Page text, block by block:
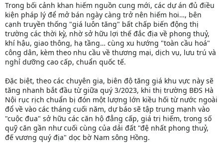
Trong bối cảnh khan hiếm nguồn cung mới, các dự án đủ điều
kiện pháp lý để mở bán ngày càng trở nên hiếm hoi…, bên
cạnh truyền thống "giá luôn tăng" bất chấp biến động thị
trường các thời kỳ, nhờ sở hữu lợi thế đắc địa về phong thuỷ,
khí hậu, giao thông, hạ tầng… cùng xu hướng "toàn cầu hoá"
công dân, kèm theo nhu cầu về thương mại, dịch vụ, lưu trú và
nghỉ dưỡng cao cấp, chuẩn quốc tế.
Đặc biệt, theo các chuyên gia, biên độ tăng giá khu vực này sẽ
tăng nhanh bắt đầu từ giữa quý 3/2023, khi thị trường BĐS Hà
Nội rục rịch chuẩn bị đón một lượng lớn kiều hối từ nước ngoài
đổ về vào các tháng cuối năm, dự báo sẽ tập trung mạnh vào
"cuộc đua" sở hữu các căn hộ đẳng cấp, giá trị hiếm, trong số
quỹ căn gần như cuối cùng của dải đất "đệ nhất phong thuỷ,
đế vương quý địa" dọc bờ Nam sông Hồng.